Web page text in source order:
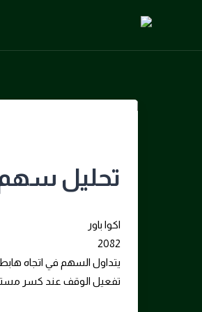
تحليل سهم
اكوا باور
2082
تفعيل الوقف عند كسر مستوي 196.70